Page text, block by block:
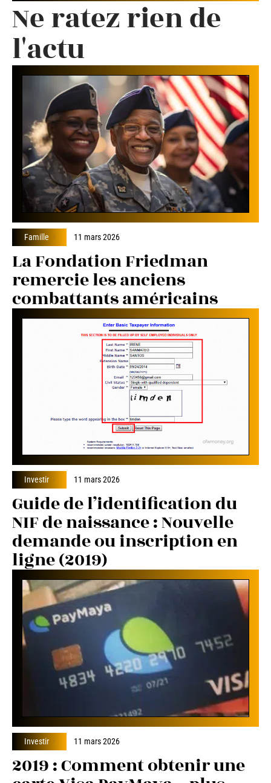
Ne ratez rien de
l'actu
Famille 11 mars 2026
La Fondation Friedman
remercie les anciens
combattants américains
Investir 11 mars 2026
Guide de l’identification du
NIF de naissance : Nouvelle
demande ou inscription en
ligne (2019)
Investir 11 mars 2026
2019 : Comment obtenir une